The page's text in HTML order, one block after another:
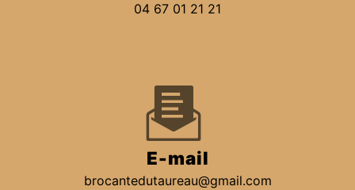
04 67 01 21 21
E-mail
brocantedutaureau@gmail.com